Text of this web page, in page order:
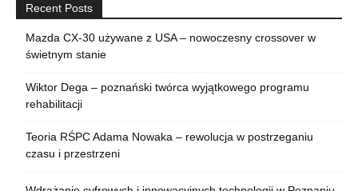
Recent Posts
Mazda CX-30 używane z USA – nowoczesny crossover w
świetnym stanie
Wiktor Dega – poznański twórca wyjątkowego programu
rehabilitacji
Teoria RŚPC Adama Nowaka – rewolucja w postrzeganiu
czasu i przestrzeni